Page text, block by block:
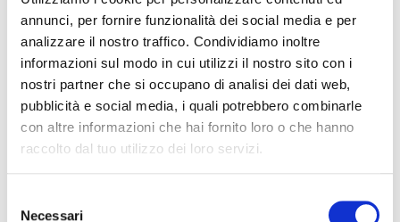
annunci, per fornire funzionalità dei social media e per
analizzare il nostro traffico. Condividiamo inoltre
informazioni sul modo in cui utilizzi il nostro sito con i
nostri partner che si occupano di analisi dei dati web,
pubblicità e social media, i quali potrebbero combinarle
con altre informazioni che hai fornito loro o che hanno
raccolto dal tuo utilizzo dei loro servizi.
delNecessari
di sviluppo economico e sociale”, ha commentato
Renato Brunetti, Presidente di Unidata.
L’opera è pienamente coerente con gli obiettivi
europei in tema di transizione digitale e
sostenibilità, configurandosi come una dellepiù